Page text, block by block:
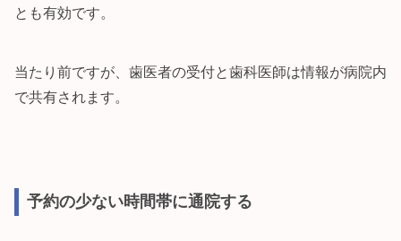
とも有効です。
当たり前ですが、歯医者の受付と歯科医師は情報が病院内
で共有されます。
予約の少ない時間帯に通院する